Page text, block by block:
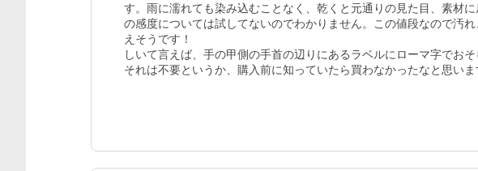
す。雨に濡れても染み込むことなく、乾くと元通りの見た目、素材
の感度については試してないのでわかりません。この値段なので汚
えそうです！
しいて言えば、手の甲側の手首の辺りにあるラベルにローマ字でお
それは不要というか、購入前に知っていたら買わなかったなと思いま